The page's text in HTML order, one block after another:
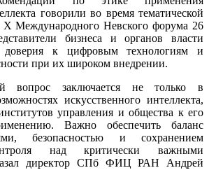
говорили во время тематической
X Международного Невского форума 26
бизнеса и органов власти
доверия к цифровым технологиям и
при их широком внедрении.
вопрос заключается не только в
искусственного интеллекта,
управления и общества к его
Важно обеспечить баланс
безопасностью и сохранением
над критически важными
директор СПб ФИЦ РАН Андрей